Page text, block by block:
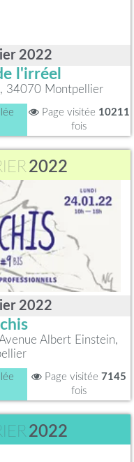
2022
l'irréel
34070 Montpellier
Page visitée 10211
fois
2022
2022
Albert Einstein,
Page visitée 7145
fois
2022